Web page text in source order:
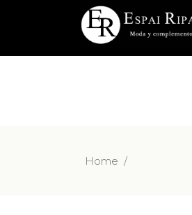
Home /